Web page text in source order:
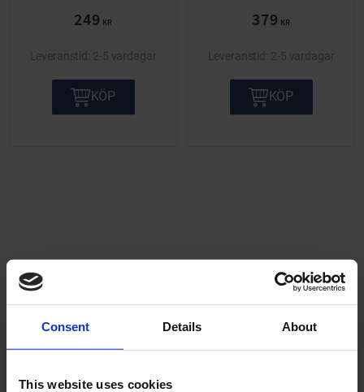
Consent Details About
This website uses cookies
249 KR
2-5 vardagar
KÖP
379 KR
2-5 vardagar
KÖP
Välj sortering